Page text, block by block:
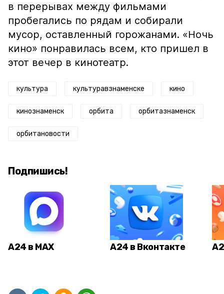
в перерывах между фильмами
пробегались по рядам и собирали
мусор, оставленный горожанами. «Ночь
кино» понравилась всем, кто пришел в
этот вечер в кинотеатр.
культура культуравзнаменске кино
кинознаменск орбита орбитазнаменск
орбитановости
Подпишись!
А24 в MAX А24 в Вконтакте